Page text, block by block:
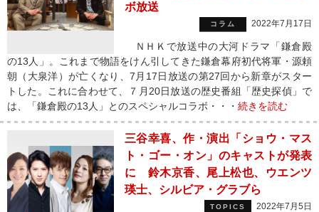
ボ放送
コラム 2022年7月17日
ＮＨＫで放送中の大河ドラマ「鎌倉殿
の13人」。これまで物語をけん引してきた鎌倉幕府初代将軍・源頼
朝（大泉洋）が亡くなり、7月17日放送の第27回から新章がスター
トした。これに合わせて、７月20日放送の歴史番組「歴史探偵」で
は、「鎌倉殿の13人」とのスペシャルコラボ・・・ 続きを読む
三谷幸喜、作・演出「ショウ・マス
ト・ゴー・オン」のキャストが発表
に 鈴木京香、尾上松也、ウエンツ
瑛士、シルビア・グラブら
TOPICS 2022年7月5日